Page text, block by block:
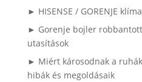
► HISENSE / GORENJE
► Gorenje bojler
utasítások
► Miért károsodnak a
hibák és megoldásaik